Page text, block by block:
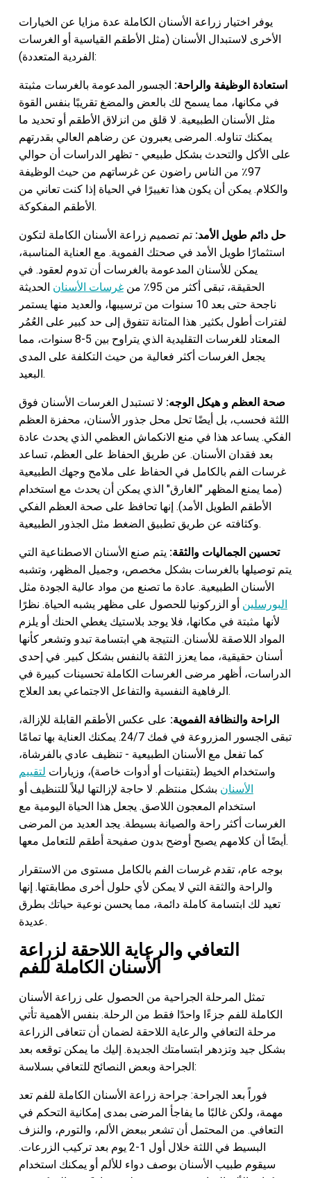
يوفر اختيار زراعة الأسنان الكاملة عدة مزايا عن الخيارات
الأخرى لاستبدال الأسنان (مثل الأطقم القياسية أو الغرسات
الفردية المتعددة):
استعادة الوظيفة والراحة: الجسور المدعومة بالغرسات مثبتة
في مكانها، مما يسمح لك بالعض والمضغ تقريبًا بنفس القوة
مثل الأسنان الطبيعية. لا قلق من انزلاق الأطقم أو تحديد ما
يمكنك تناوله. المرضى يعبرون عن رضاهم العالي بقدرتهم
على الأكل والتحدث بشكل طبيعي - تظهر الدراسات أن حوالي
97٪ من الناس راضون عن غرساتهم من حيث الوظيفة
والكلام. يمكن أن يكون هذا تغييرًا في الحياة إذا كنت تعاني من
الأطقم المفكوكة.
حل دائم طويل الأمد: تم تصميم زراعة الأسنان الكاملة لتكون
استثمارًا طويل الأمد في صحتك الفموية. مع العناية المناسبة،
يمكن للأسنان المدعومة بالغرسات أن تدوم لعقود. في
الحقيقة، تبقى أكثر من 95٪ من
غرسات الأسنان الحديثة
ناجحة حتى بعد 10 سنوات من ترسيبها، والعديد منها يستمر
لفترات أطول بكثير. هذا المتانة تتفوق إلى حد كبير على العُمُر
المعتاد للغرسات التقليدية الذي يتراوح بين 5-8 سنوات، مما
يجعل الغرسات أكثر فعالية من حيث التكلفة على المدى
البعيد.
صحة العظم و هيكل الوجه: لا تستبدل الغرسات الأسنان فوق
اللثة فحسب، بل أيضًا تحل محل جذور الأسنان، محفزة العظم
الفكي. يساعد هذا في منع الانكماش العظمي الذي يحدث عادة
بعد فقدان الأسنان. عن طريق الحفاظ على العظم، تساعد
غرسات الفم بالكامل في الحفاظ على ملامح وجهك الطبيعية
(مما يمنع المظهر "الغارق" الذي يمكن أن يحدث مع استخدام
الأطقم الطويل الأمد). إنها تحافظ على صحة العظم الفكي
وكثافته عن طريق تطبيق الضغط مثل الجذور الطبيعية.
تحسين الجماليات والثقة: يتم صنع الأسنان الاصطناعية التي
يتم توصيلها بالغرسات بشكل مخصص، وجميل المظهر، وتشبه
الأسنان الطبيعية. عادة ما تصنع من مواد عالية الجودة مثل
البورسلين أو الزركونيا للحصول على مظهر يشبه الحياة. نظرًا
لأنها مثبتة في مكانها، فلا يوجد بلاستيك يغطي الحنك أو يلزم
المواد اللاصقة للأسنان. النتيجة هي ابتسامة تبدو وتشعر كأنها
أسنان حقيقية، مما يعزز الثقة بالنفس بشكل كبير. في إحدى
الدراسات، أظهر مرضى الغرسات الكاملة تحسينات كبيرة في
الرفاهية النفسية والتفاعل الاجتماعي بعد العلاج.
الراحة والنظافة الفموية: على عكس الأطقم القابلة للإزالة،
تبقى الجسور المزروعة في فمك 24/7. يمكنك العناية بها تمامًا
كما تفعل مع الأسنان الطبيعية - تنظيف عادي بالفرشاة،
واستخدام الخيط (بتقنيات أو أدوات خاصة)، وزيارات لتقييم
الأسنان بشكل منتظم. لا حاجة لإزالتها ليلاً للتنظيف أو
استخدام المعجون اللاصق. يجعل هذا الحياة اليومية مع
الغرسات أكثر راحة والصيانة بسيطة. يجد العديد من المرضى
أيضًا أن كلامهم يصبح أوضح بدون صفيحة أطقم للتعامل معها.
بوجه عام، تقدم غرسات الفم بالكامل مستوى من الاستقرار
والراحة والثقة التي لا يمكن لأي حلول أخرى مطابقتها. إنها
تعيد لك ابتسامة كاملة دائمة، مما يحسن نوعية حياتك بطرق
عديدة.
التعافي والرعاية اللاحقة لزراعة
الأسنان الكاملة للفم
تمثل المرحلة الجراحية من الحصول على زراعة الأسنان
الكاملة للفم جزءًا واحدًا فقط من الرحلة. بنفس الأهمية تأتي
مرحلة التعافي والرعاية اللاحقة لضمان أن تتعافى الزراعة
بشكل جيد وتزدهر ابتسامتك الجديدة. إليك ما يمكن توقعه بعد
الجراحة وبعض النصائح للتعافي بسلاسة:
فوراً بعد الجراحة: جراحة زراعة الأسنان الكاملة للفم تعد
مهمة، ولكن غالبًا ما يفاجأ المرضى بمدى إمكانية التحكم في
التعافي. من المحتمل أن تشعر ببعض الألم، والتورم، والنزف
البسيط في اللثة خلال أول 1-2 يوم بعد تركيب الزرعات.
سيقوم طبيب الأسنان بوصف دواء للألم أو يمكنك استخدام